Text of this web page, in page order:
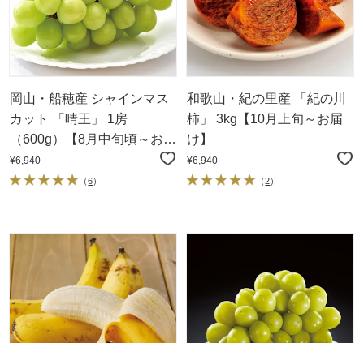
岡山・船穂産 シャインマス
カット 「晴王」 1房
（600g）【8月中旬頃～お届
け】
¥6,940
（6）
和歌山・紀の里産 「紀の川
柿」 3kg【10月上旬～お届
け】
¥6,940
（2）